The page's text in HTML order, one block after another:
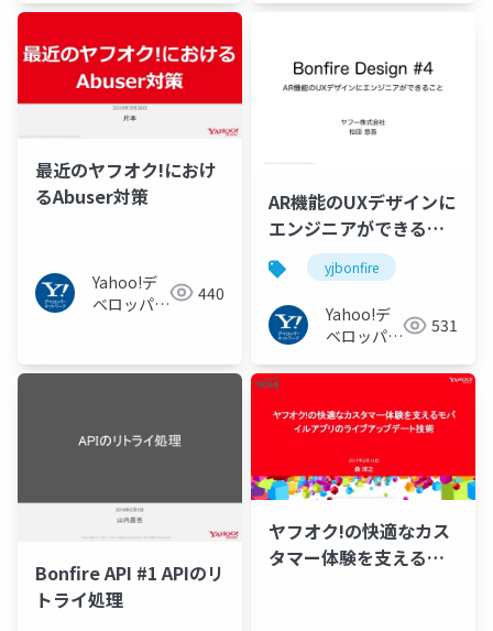
ワーク
最近のヤフオク!におけ
るAbuser対策
Yahoo!デ
ベロッパー
440
AR機能のUXデザインに
エンジニアができるこ
と
yjbonfire
Yahoo!デ
ベロッパー
ク
531
Bonfire API #1 APIのリ
トライ処理
ヤフオク!の快適なカス
タマー体験を支えるモ